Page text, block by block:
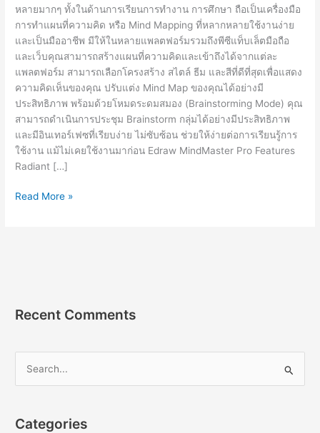
หลายมากๆ ทั้งในด้านการเรียนการทำงาน การศึกษา ถือเป็นเครื่องมือ
การทำแผนที่ความคิด หรือ Mind Mapping ที่หลากหลายใช้งานง่าย
และเป็นมืออาชีพ มีให้ในหลายแพลตฟอร์มรวมถึงพีซีแท็บเล็ตมือถือ
และเว็บคุณสามารถสร้างแผนที่ความคิดและเข้าถึงได้จากแต่ละ
แพลตฟอร์ม สามารถเลือกโครงสร้าง สไตล์ ธีม และสีที่ดีที่สุดเพื่อแสดง
ความคิดเห็นของคุณ ปรับแต่ง Mind Map ของคุณได้อย่างมี
ประสิทธิภาพ พร้อมด้วยโหมดระดมสมอง (Brainstorming Mode) คุณ
สามารถดำเนินการประชุม Brainstorm กลุ่มได้อย่างมีประสิทธิภาพ
และมีอินเทอร์เฟซที่เรียบง่าย ไม่ซับซ้อน ช่วยให้ง่ายต่อการเรียนรู้การ
ใช้งาน แม้ไม่เคยใช้งานมาก่อน Edraw MindMaster Pro Features
Radiant […]
Edraw
Map
ๆ
2023
Read More »
Recent Comments
rCategories